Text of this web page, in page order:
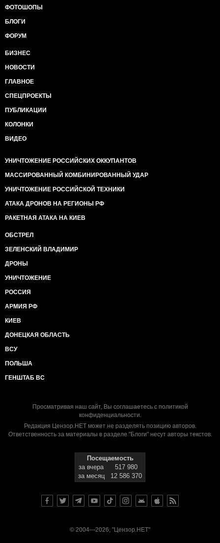
ФОТОШОПЫ
БЛОГИ
ФОРУМ
БИЗНЕС
НОВОСТИ
ГЛАВНОЕ
СПЕЦПРОЕКТЫ
ПУБЛИКАЦИИ
КОЛОНКИ
ВИДЕО
УНИЧТОЖЕНИЕ РОССИЙСКИХ ОККУПАНТОВ
МАССИРОВАННЫЙ КОМБИНИРОВАННЫЙ УДАР
УНИЧТОЖЕНИЕ РОССИЙСКОЙ ТЕХНИКИ
АТАКА ДРОНОВ НА РЕГИОНЫ РФ
РАКЕТНАЯ АТАКА НА КИЕВ
ОБСТРЕЛ
ЗЕЛЕНСКИЙ ВЛАДИМИР
ДРОНЫ
УНИЧТОЖЕНИЕ
РОССИЯ
АРМИЯ РФ
КИЕВ
ДОНЕЦКАЯ ОБЛАСТЬ
ВСУ
ПОЛЬША
ГЕНШТАБ ВС
Просматривая наш сайт, Вы соглашаетесь с политикой
конфиденциальности.
Редакция Цензор.НЕТ может не разделять позицию авторов.
Ответственность за материалы в разделе "Блоги" несут авторы текстов.
Посещаемость
за вчера
517 980
за месяц
12 586 370
© 2004—2026, "Цензор.НЕТ"